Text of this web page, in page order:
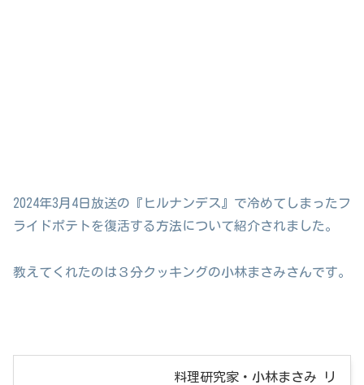
2024年3月4日放送の『ヒルナンデス』で冷めてしまったフ
ライドポテトを復活する方法について紹介されました。
教えてくれたのは３分クッキングの小林まさみさんです。
料理研究家・小林まさみ リ